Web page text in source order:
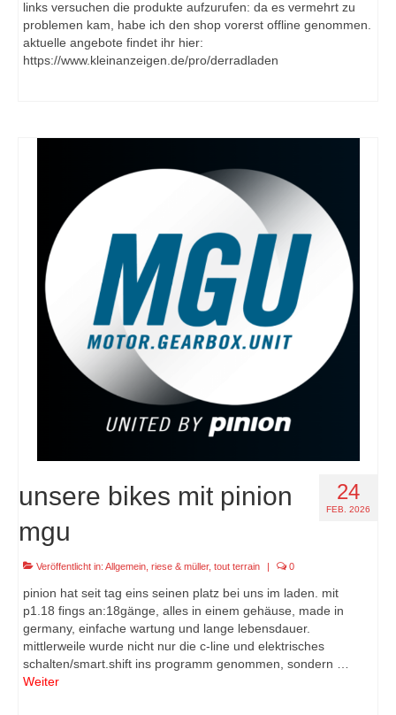
links versuchen die produkte aufzurufen: da es vermehrt zu
problemen kam, habe ich den shop vorerst offline genommen.
aktuelle angebote findet ihr hier:
https://www.kleinanzeigen.de/pro/derradladen
24
FEB. 2026
unsere bikes mit pinion
mgu
Veröffentlicht in: Allgemein riese & müller, tout terrain | 0
pinion hat seit tag eins seinen platz bei uns im laden. mit
p1.18 fings an:18gänge, alles in einem gehäuse, made in
germany, einfache wartung und lange lebensdauer.
mittlerweile wurde nicht nur die c-line und elektrisches
schalten/smart.shift ins programm genommen, sondern …
Weiter